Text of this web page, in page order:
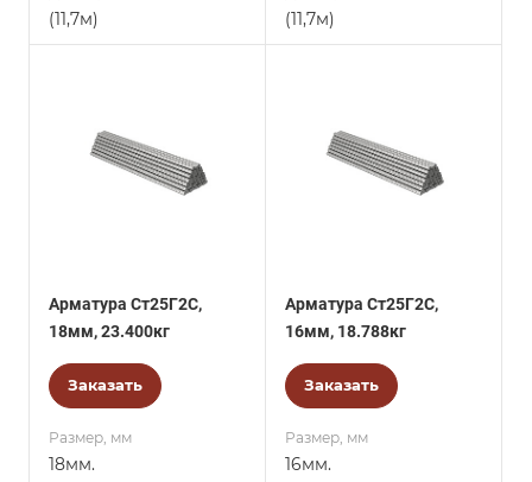
(11,7м) (11,7м)
Арматура Ст25Г2С,
18мм, 23.400кг
Заказать
Размер, мм
18мм.
Арматура Ст25Г2С,
16мм, 18.788кг
Заказать
Размер, мм
16мм.